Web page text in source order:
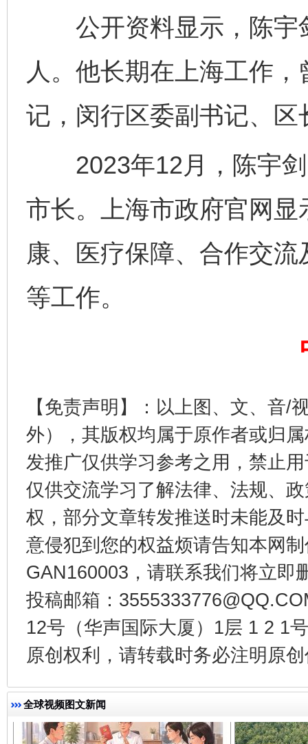
公开资料显示，陈宇
人。他长期在上海工作
记，闵行区委副书记、
2023年12月，陈宇剑
市长。上海市政府官网
康、医疗保障、合作交
等工作。
【免责声明】：以上图、文、音/
外），其版权均属于原作者或归
发推广仅供学习参考之用，禁止
仅供交流学习了解法律、法规、
权，部分文章转发推送时未能及
意侵犯到您的权益烦请告知本网
GAN160003，请联系我们将立即
投稿邮箱：
12号（华声国际大厦）1层 1 2 1
原创权利，请转载时务必注明原
全球视频图文新闻
完善运行机制助力责任有效落实 一纸欠
千年窑火 生生不息